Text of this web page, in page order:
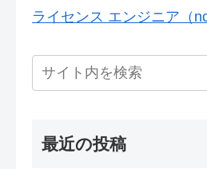
ライセンス エンジニア（
最近の投稿